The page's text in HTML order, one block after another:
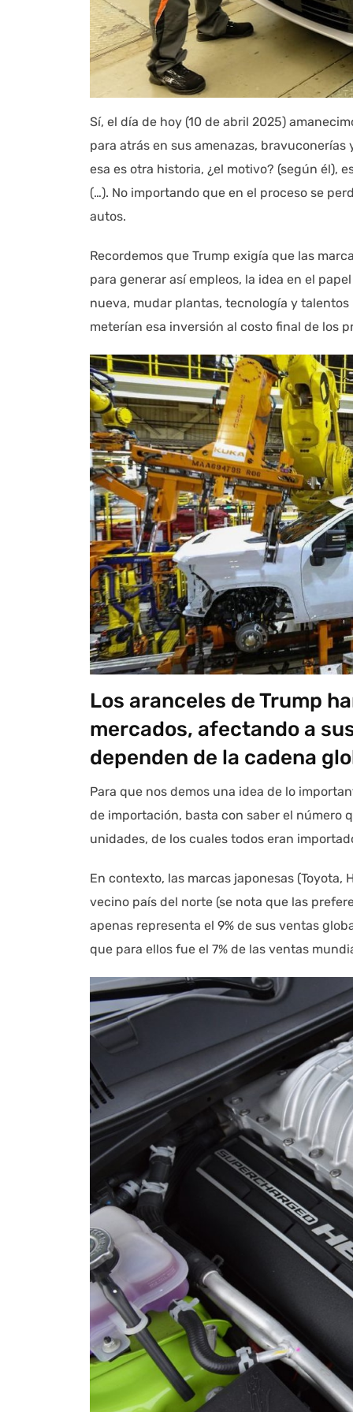
Sí, el día de hoy (10 de abril 2025)
para atrás en sus amenazas, bravuconerías
esa es otra historia, ¿el motivo? (según él),
(…). No importando que en el proceso se
autos.
Recordemos que Trump exigía que las
para generar así empleos, la idea en el
nueva, mudar plantas, tecnología y
meterían esa inversión al costo final de los
Los aranceles de Trump
mercados, afectando a
dependen de la cadena
Para que nos demos una idea de lo
de importación, basta con saber el número
unidades, de los cuales todos eran
En contexto, las marcas japonesas (Toyota,
vecino país del norte (se nota que las
apenas representa el 9% de sus ventas
que para ellos fue el 7% de las ventas